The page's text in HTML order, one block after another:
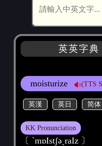
英英字
moisturize (TTS
英漢 英日 简体
KK Pronunciation
〔 ˋmɒIstʃәˏraIz 〕